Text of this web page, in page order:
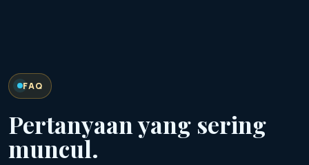
FAQ
Pertanyaan yang sering
muncul.